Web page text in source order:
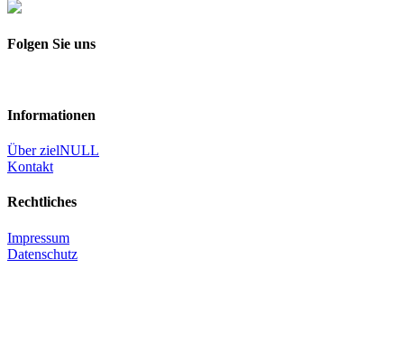
Folgen Sie uns
Informationen
Über zielNULL
Kontakt
Rechtliches
Impressum
Datenschutz